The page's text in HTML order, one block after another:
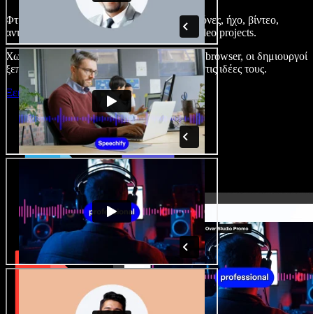
Φτιάξτε voice overs, προσθέστε δωρεάν εικόνες, ήχο, βίντεο,
αντιγραφή φωνής – ολοκληρωμένα audio/video projects.
Χωρίς καμπύλη εκμάθησης και με όλα στον browser, οι δημιουργοί
ξεπερνούν τα κλασικά όρια και δίνουν ζωή στις ιδέες τους.
Ξεκινήστε με το Studio